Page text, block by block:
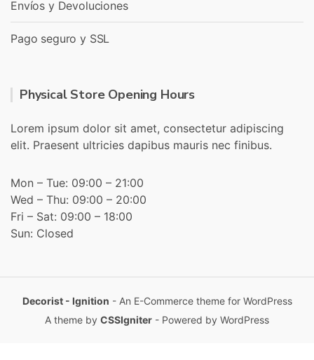
Envíos y Devoluciones
Pago seguro y SSL
Physical Store Opening Hours
Lorem ipsum dolor sit amet, consectetur adipiscing
elit. Praesent ultricies dapibus mauris nec finibus.
Mon – Tue: 09:00 – 21:00
Wed – Thu: 09:00 – 20:00
Fri – Sat: 09:00 – 18:00
Sun: Closed
Decorist - Ignition - An E-Commerce theme for WordPress
A theme by CSSIgniter - Powered by WordPress